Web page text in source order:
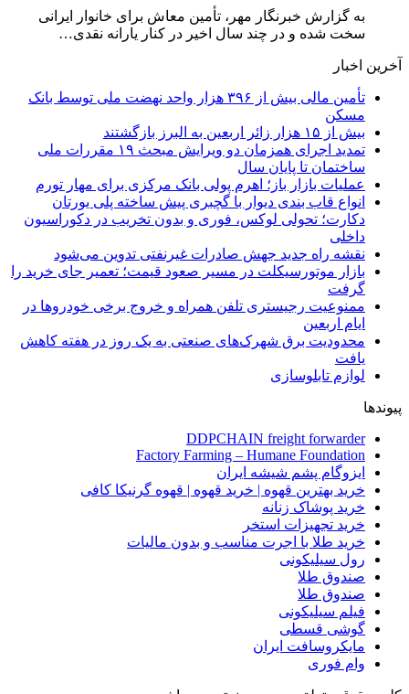
به گزارش خبرنگار مهر، تأمین معاش برای خانوار ایرانی
سخت شده و در چند سال اخیر در کنار یارانه نقدی…
آخرین اخبار
تأمین مالی بیش از ۳۹۶ هزار واحد نهضت ملی توسط بانک
مسکن
بیش از ۱۵ هزار زائر اربعین به البرز بازگشتند
تمدید اجرای همزمان دو ویرایش مبحث ۱۹ مقررات ملی
ساختمان تا پایان سال
عملیات بازار باز؛ اهرم پولی بانک مرکزی برای مهار تورم
انواع قاب بندی دیوار با گچبری پیش ساخته پلی یورتان
دکارت؛ تحولی لوکس، فوری و بدون تخریب در دکوراسیون
داخلی
نقشه راه جدید جهش صادرات غیرنفتی تدوین می‌شود
بازار موتورسیکلت در مسیر صعود قیمت؛ تعمیر جای خرید را
گرفت
ممنوعیت رجیستری تلفن همراه و خروج برخی خودروها در
ایام اربعین
محدودیت برق شهرک‌های صنعتی به یک روز در هفته کاهش
یافت
لوازم تابلوسازی
پیوندها
DDPCHAIN freight forwarder
Factory Farming – Humane Foundation
ایزوگام پشم شیشه ایران
خرید بهترین قهوه | خرید قهوه | قهوه گرنیکا کافی
خرید پوشاک زنانه
خرید تجهیزات استخر
خرید طلا با اجرت مناسب و بدون مالیات
رول سیلیکونی
صندوق طلا
صندوق طلا
فیلم سیلیکونی
گوشی قسطی
مایکروسافت ایران
وام فوری